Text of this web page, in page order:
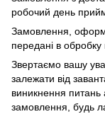
робочий день
Замовлення,
передані в обробку
Звертаємо вашу
залежати від
виникнення питань
замовлення, будь